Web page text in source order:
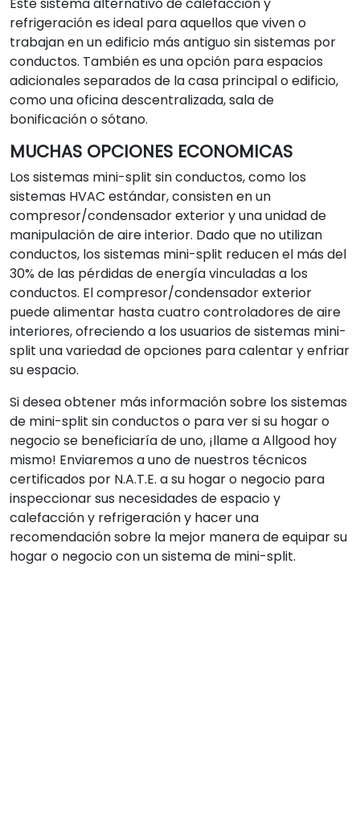
refrigeración es ideal para aquellos que viven o
trabajan en un edificio más antiguo sin sistemas por
conductos. También es una opción para espacios
adicionales separados de la casa principal o edificio,
como una oficina descentralizada, sala de
bonificación o sótano.
MUCHAS OPCIONES ECONOMICAS
Los sistemas mini-split sin conductos, como los
sistemas HVAC estándar, consisten en un
compresor/condensador exterior y una unidad de
manipulación de aire interior. Dado que no utilizan
conductos, los sistemas mini-split reducen el más del
30% de las pérdidas de energía vinculadas a los
conductos. El compresor/condensador exterior
puede alimentar hasta cuatro controladores de aire
interiores, ofreciendo a los usuarios de sistemas mini-
split una variedad de opciones para calentar y enfriar
su espacio.
Si desea obtener más información sobre los sistemas
de mini-split sin conductos o para ver si su hogar o
negocio se beneficiaría de uno, ¡llame a Allgood hoy
mismo! Enviaremos a uno de nuestros técnicos
certificados por N.A.T.E. a su hogar o negocio para
inspeccionar sus necesidades de espacio y
calefacción y refrigeración y hacer una
recomendación sobre la mejor manera de equipar su
hogar o negocio con un sistema de mini-split.